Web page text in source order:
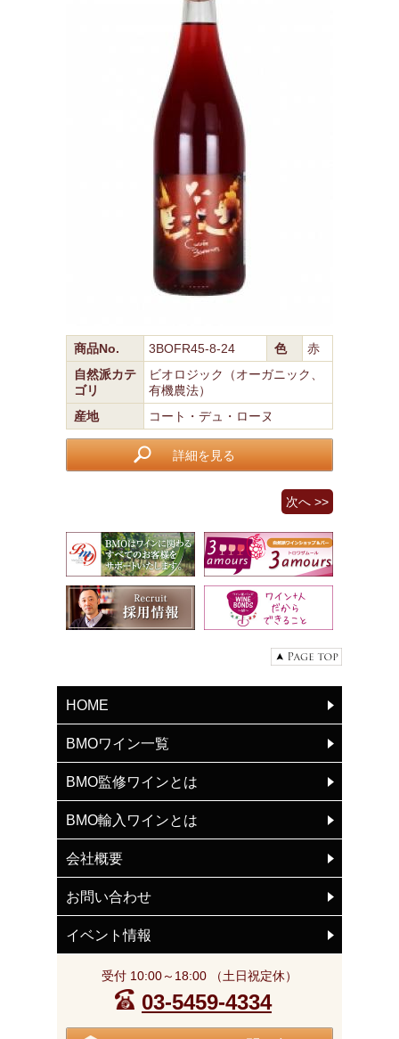
商品No. 3BOFR45-8-24 色
赤
自然派カテ
ゴリ
ビオロジック（オーガニック、
有機農法）
産地
コート・デュ・ローヌ
詳細を見る
次へ >>
HOME
BMOワイン一覧
BMO監修ワインとは
BMO輸入ワインとは
会社概要
お問い合わせ
イベント情報
受付 10:00～18:00 （土日祝定休）
03-5459-4334